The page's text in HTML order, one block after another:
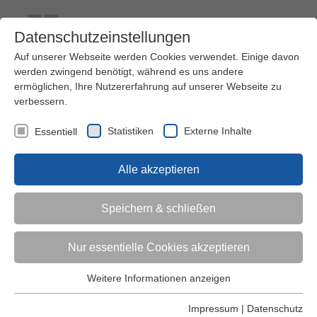
Kontakt Ihre Meinung ist uns wichtig!
Kinder (0-6)
Grundschulkinder
Jugendliche
Datenschutzeinstellungen
Auf unserer Webseite werden Cookies verwendet. Einige davon
werden zwingend benötigt, während es uns andere
ermöglichen, Ihre Nutzererfahrung auf unserer Webseite zu
verbessern.
Essentiell Statistiken Externe Inhalte
Alle akzeptieren
Speichern & schließen
Nur essentielle Cookies akzeptieren
Essentielle Cookies werden für grundlegende Funktionen der
Weitere Informationen anzeigen
Impressum | Datenschutz